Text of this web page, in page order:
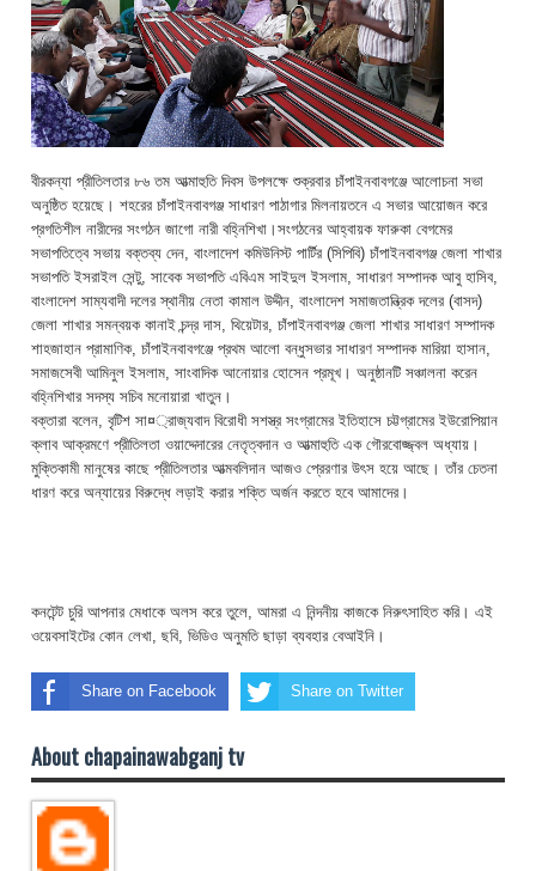
বীরকন্যা প্রীতিলতার ৮৬ তম আত্মাহুতি দিবস উপলক্ষে শুক্রবার চাঁপাইনবাবগঞ্জে আলোচনা সভা
অনুষ্ঠিত হয়েছে। শহরের চাঁপাইনবাবগঞ্জ সাধারণ পাঠাগার মিলনায়তনে এ সভার আয়োজন করে
প্রগতিশীল নারীদের সংগঠন জাগো নারী বহ্নিশিখা।সংগঠনের আহ্বায়ক ফারুকা বেগমের
সভাপতিত্বে সভায় বক্তব্য দেন, বাংলাদেশ কমিউনিস্ট পার্টির (সিপিবি) চাঁপাইনবাবগঞ্জ জেলা শাখার
সভাপতি ইসরাইল সেন্টু, সাবেক সভাপতি এবিএম সাইদুল ইসলাম, সাধারণ সম্পাদক আবু হাসিব,
বাংলাদেশ সাম্যবাদী দলের স্থানীয় নেতা কামাল উদ্দীন, বাংলাদেশ সমাজতান্ত্রিক দলের (বাসদ)
জেলা শাখার সমন্বয়ক কানাই চন্দ্র দাস, থিয়েটার, চাঁপাইনবাবগঞ্জ জেলা শাখার সাধারণ সম্পাদক
শাহজাহান প্রামাণিক, চাঁপাইনবাবগঞ্জে প্রথম আলো বন্ধুসভার সাধারণ সম্পাদক মারিয়া হাসান,
সমাজসেবী আমিনুল ইসলাম, সাংবাদিক আনোয়ার হোসেন প্রমূখ। অনুষ্ঠানটি সঞ্চালনা করেন
বহ্নিশিখার সদস্য সচিব মনোয়ারা খাতুন।
বক্তারা বলেন, বৃটিশ সা¤্রাজ্যবাদ বিরোধী সশস্ত্র সংগ্রামের ইতিহাসে চট্টগ্রামের ইউরোপিয়ান
ক্লাব আক্রমণে প্রীতিলতা ওয়াদ্দেদারের নেতৃত্বদান ও আত্মাহুতি এক গৌরবোজ্জ্বল অধ্যায়।
মুক্তিকামী মানুষের কাছে প্রীতিলতার আত্মবলিদান আজও প্রেরণার উৎস হয়ে আছে। তাঁর চেতনা
ধারণ করে অন্যায়ের বিরুদ্ধে লড়াই করার শক্তি অর্জন করতে হবে আমাদের।
কনটেন্ট চুরি আপনার মেধাকে অলস করে তুলে, আমরা এ নিন্দনীয় কাজকে নিরুৎসাহিত করি। এই
ওয়েবসাইটের কোন লেখা, ছবি, ভিডিও অনুমতি ছাড়া ব্যবহার বেআইনি।
Share on Facebook Share on Twitter
About chapainawabganj tv